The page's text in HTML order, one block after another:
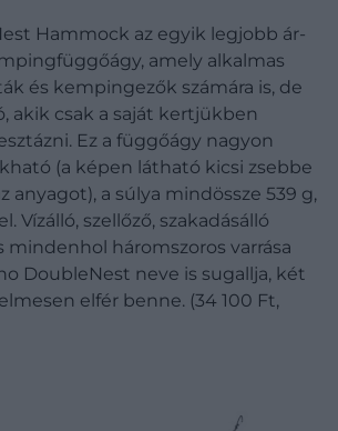
Hammock az egyik legjobb ár-
amely alkalmas
és kempingezők számára is, de
akik csak a saját kertjükben
Ez a függőágy nagyon
(a képen látható kicsi zsebbe
anyagot), a súlya mindössze 539 g,
Vízálló, szellőző, szakadásálló
mindenhol háromszoros varrása
DoubleNest neve is sugallja, két
elfér benne. (34 100 Ft,